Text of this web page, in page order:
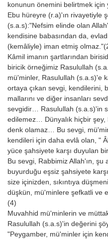
konunun önemini belirtmek için
Ebu hüreyre (r.a)'ın rivayetiyle
(s.a.s):"Nefsim elinde olan
kendisine babasından da,
(kemâliyle) iman etmiş
Kâmil imanın şartlarından
biricik örneğimiz Rasulullah
mü'minler, Rasulullah (s.a.s)'e
ortaya çıkan sevgi, kendilerini,
mallarını ve diğer insanları
sevgidir… Rasulullah (s.a.s)'in
edilemez… Dünyalık hiçbir
denk olamaz… Bu sevgi,
kendileri için daha evlâ olan, "
yüce şahsiyete karşı duyulan
Bu sevgi, Rabbimiz Allah'ın, şu
buyurduğu eşsiz şahsiyete
size içinizden, sıkıntıya
düşkün, mü'minlere şefkatli ve
(4)
Muvahhid mü'minlerin ve
Rasulullah (s.a.s)'in değerini
"Peygamber, mü'minler için